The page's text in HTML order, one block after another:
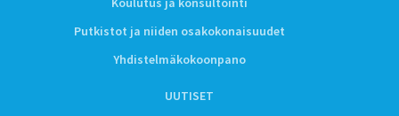
Putkistot ja niiden osakokonaisuudet
Yhdistelmäkokoonpano
UUTISET